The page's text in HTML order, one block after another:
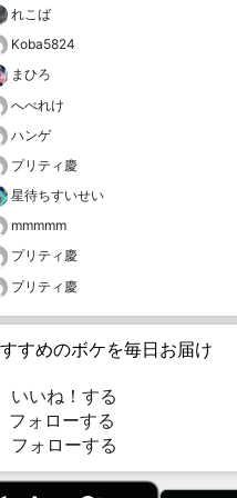
れこば
Koba5824
まひろ
へべれけ
ハンゲ
プリティ慶
星待ちすいせい
mmmmm
プリティ慶
プリティ慶
すめのボケを毎日お届け
いいね！する
ォローする
フォローする